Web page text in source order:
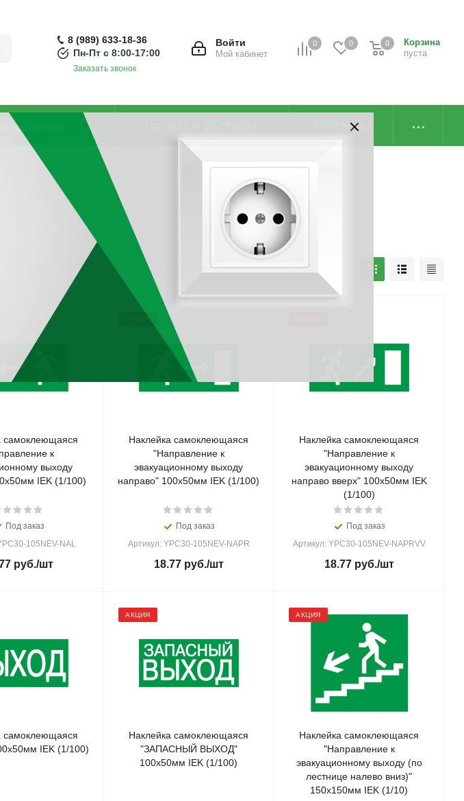
0 0
Корзина
пуста
0
Войти
Мой кабинет
8 (989) 633-18-36
Пн-Пт с 8:00-17:00
Заказать звонок
Контакты
для аварийного светильника
По цене По наличию
самоклеющаяся
к
выходу
налево" 100х50мм IEK (1/100)
Под заказ
105NEV-NAL
руб./шт
АКЦИЯ
Наклейка самоклеющаяся
"Направление к
эвакуационному выходу
направо" 100х50мм IEK (1/100)
Под заказ
Артикул: YPC30-105NEV-NAPR
18.77руб./шт
Наклейка самоклеющаяся
"Направление к
эвакуационному выходу
направо вверх" 100х50мм IEK
(1/100)
Под заказ
Артикул: YPC30-105NEV-NAPRVV
18.77руб./шт
самоклеющаяся
IEK (1/100)
АКЦИЯ
Наклейка самоклеющаяся
"ЗАПАСНЫЙ ВЫХОД"
100х50мм IEK (1/100)
АКЦИЯ
Наклейка самоклеющаяся
"Направление к
эвакуационному выходу (по
лестнице налево вниз)"
150х150мм IEK (1/10)